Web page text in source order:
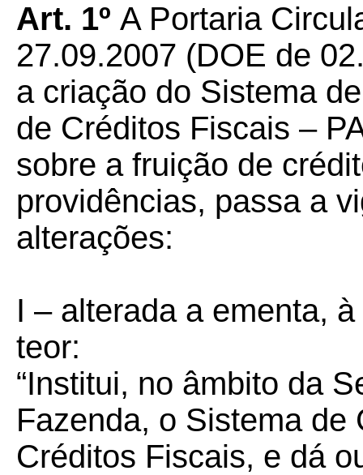
Art. 1º A Portaria
27.09.2007 (DOE de
a criação do Sistema
de Créditos Fiscais –
sobre a fruição de
providências, passa a
alterações:
I – alterada a ementa,
teor:
“Institui, no âmbito da
Fazenda, o Sistema de
Créditos Fiscais, e dá